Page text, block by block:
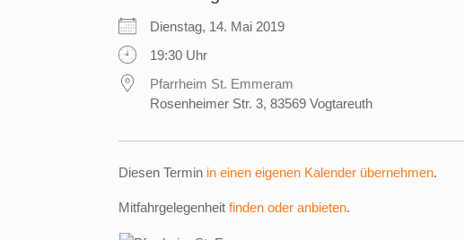
Dienstag, 14. Mai 2019
19:30 Uhr
Pfarrheim St. Emmeram
Rosenheimer Str. 3, 83569 Vogtareuth
Diesen Termin in einen eigenen Kalender übernehmen.
Mitfahrgelegenheit finden oder anbieten.